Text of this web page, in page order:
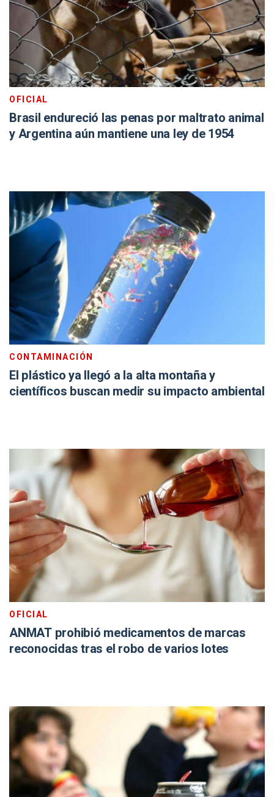
OFICIAL
Brasil endureció las penas por maltrato animal
y Argentina aún mantiene una ley de 1954
CONTAMINACIÓN
El plástico ya llegó a la alta montaña y
científicos buscan medir su impacto ambiental
OFICIAL
ANMAT prohibió medicamentos de marcas
reconocidas tras el robo de varios lotes